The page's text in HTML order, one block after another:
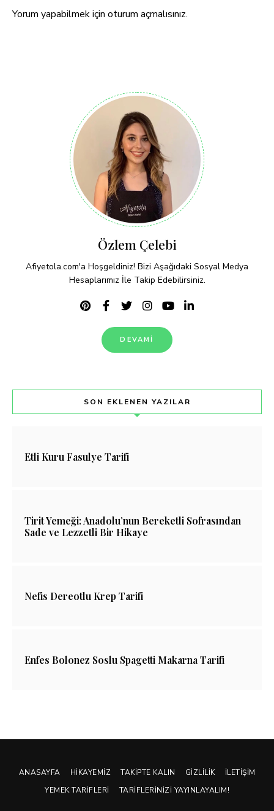
Yorum yapabilmek için oturum açmalısınız.
Özlem Çelebi
Afiyetola.com'a Hoşgeldiniz! Bizi Aşağıdaki Sosyal Medya
Hesaplarımız İle Takip Edebilirsiniz.
DEVAMI
SON EKLENEN YAZILAR
Etli Kuru Fasulye Tarifi
Tirit Yemeği: Anadolu’nun Bereketli Sofrasından
Sade ve Lezzetli Bir Hikaye
Nefis Dereotlu Krep Tarifi
Enfes Bolonez Soslu Spagetti Makarna Tarifi
ANASAYFA HIKAYEMIZ TAKIPTE KALIN GIZLILIK
İLETIŞIM
YEMEK TARIFLERI
TARIFLERINIZI YAYINLAYALIM!